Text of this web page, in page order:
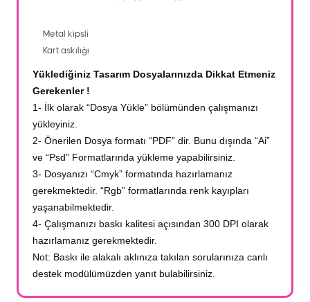
Metal kipsli
Kart askılığı
Yüklediğiniz Tasarım Dosyalarınızda Dikkat Etmeniz
Gerekenler !
1- İlk olarak “Dosya Yükle” bölümünden çalışmanızı
yükleyiniz.
2- Önerilen Dosya formatı “PDF” dir. Bunu dışında “Ai”
ve “Psd” Formatlarında yükleme yapabilirsiniz.
3- Dosyanızı “Cmyk” formatında hazırlamanız
gerekmektedir. “Rgb” formatlarında renk kayıpları
yaşanabilmektedir.
4- Çalışmanızı baskı kalitesi açısından 300 DPI olarak
hazırlamanız gerekmektedir.
Not: Baskı ile alakalı aklınıza takılan sorularınıza canlı
destek modülümüzden yanıt bulabilirsiniz.